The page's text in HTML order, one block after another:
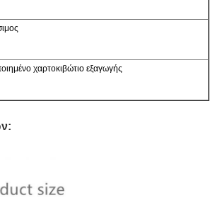
χαρτοκιβώτιο εξαγωγής